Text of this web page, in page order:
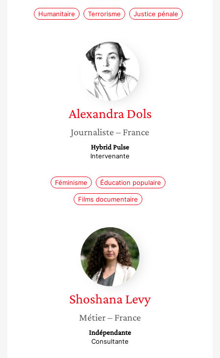
Humanitaire Terrorisme Justice pénale
Alexandra
Dols
Alexandra Dols
Journaliste – France
Hybrid Pulse
Intervenante
Féminisme Éducation populaire
Films documentaire
Shoshana
Levy
ShoshanaLevy
Métier– France
Indépendante
Consultante